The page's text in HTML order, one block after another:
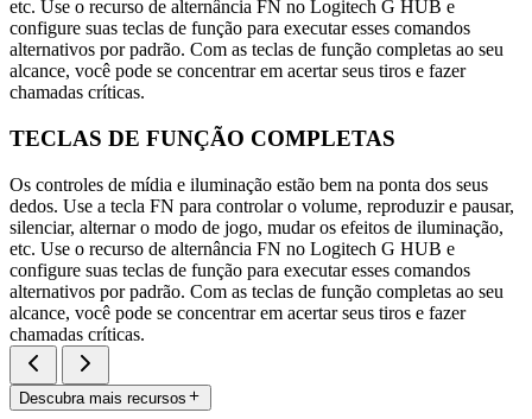
etc. Use o recurso de alternância FN no Logitech G HUB e
configure suas teclas de função para executar esses comandos
alternativos por padrão. Com as teclas de função completas ao seu
alcance, você pode se concentrar em acertar seus tiros e fazer
chamadas críticas.
TECLAS DE FUNÇÃO COMPLETAS
Os controles de mídia e iluminação estão bem na ponta dos seus
dedos. Use a tecla FN para controlar o volume, reproduzir e pausar,
silenciar, alternar o modo de jogo, mudar os efeitos de iluminação,
etc. Use o recurso de alternância FN no Logitech G HUB e
configure suas teclas de função para executar esses comandos
alternativos por padrão. Com as teclas de função completas ao seu
alcance, você pode se concentrar em acertar seus tiros e fazer
chamadas críticas.
Descubra mais recursos